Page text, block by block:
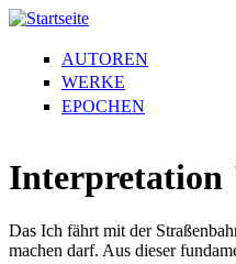
AUTOREN
WERKE
EPOCHEN
Interpretation
Das Ich fährt mit der
machen darf. Aus dieser